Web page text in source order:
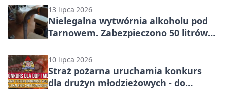
13 lipca 2026
Nielegalna wytwórnia alkoholu pod
Tarnowem. Zabezpieczono 50 litrów
10 lipca 2026
Straż pożarna uruchamia konkurs
dla drużyn młodzieżowych - do